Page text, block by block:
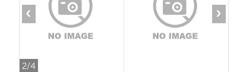
2/4
‹ ›